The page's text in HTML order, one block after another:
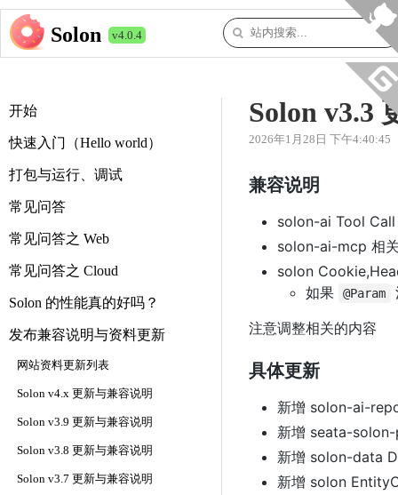
Solon v4.0.4
开始
快速入门（Hello world）
打包与运行、调试
常见问答
常见问答之 Web
常见问答之 Cloud
Solon 的性能真的好吗？
发布兼容说明与资料更新
网站资料更新列表
Solon v4.x 更新与兼容说明
Solon v3.9 更新与兼容说明
Solon v3.8 更新与兼容说明
Solon v3.7 更新与兼容说明
Solon v3.3
2026年1月28日 下午4:40:45
兼容说明
solon-ai Tool Call
solon-ai-mcp 相
solon
如果
@Param
注意调整相关的内容
具体更新
新增 solon-ai-
新增 seata-
新增 solon-data
新增 solon